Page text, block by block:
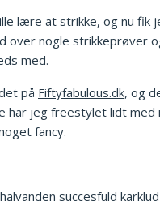
lære at strikke, og nu fik
over nogle strikkeprøver
med.
på Fiftyfabulous.dk, og
har jeg freestylet lidt
fancy.
succesfuld